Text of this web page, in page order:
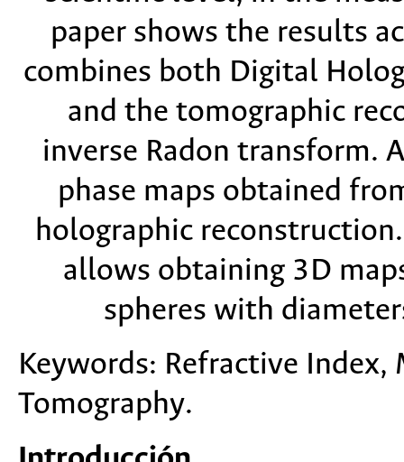
paper shows the results
combines both Digital
and the tomographic
inverse Radon transform.
phase maps obtained
holographic
allows obtaining 3D
spheres with
Keywords: Refractive
Tomography.